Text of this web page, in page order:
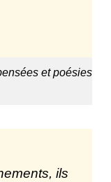
et poésies
ils